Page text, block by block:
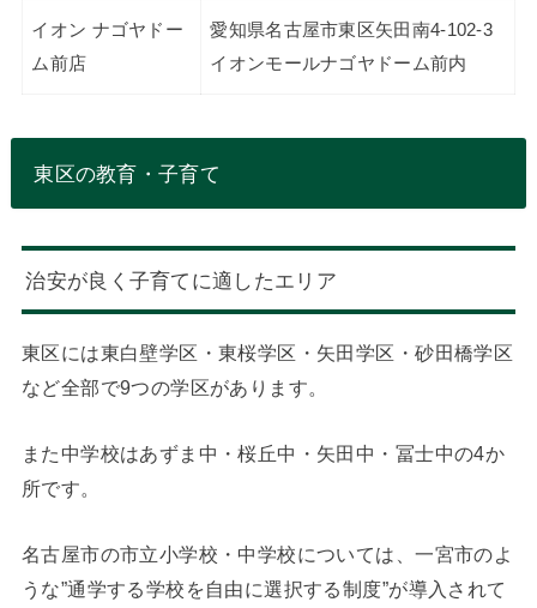
イオン ナゴヤドー
ム前店
愛知県名古屋市東区矢田南4-102-3
イオンモールナゴヤドーム前内
東区の教育・子育て
治安が良く子育てに適したエリア
東区には東白壁学区・東桜学区・矢田学区・砂田橋学区
など全部で9つの学区があります。
また中学校はあずま中・桜丘中・矢田中・冨士中の4か
所です。
名古屋市の市立小学校・中学校については、一宮市のよ
うな”通学する学校を自由に選択する制度”が導入されて